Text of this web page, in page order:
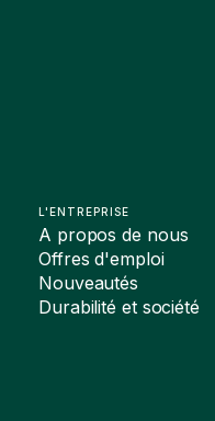
L'ENTREPRISE
A propos de nous
Offres d'emploi
Nouveautés
Durabilité et société